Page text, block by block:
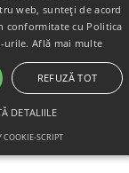
web, sunteți de acord
conformitate cu Politica
urile.Află mai multe
REFUZĂ TOT
DETALIILE
COOKIE-SCRIPT